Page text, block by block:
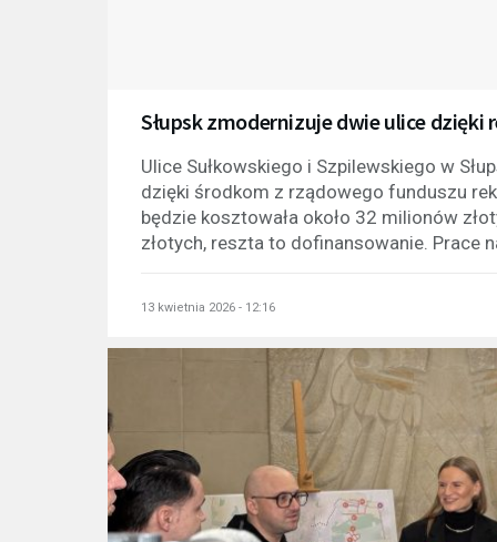
Słupsk zmodernizuje dwie ulice
Ulice Sułkowskiego i Szpilewskiego w
dzięki środkom z rządowego funduszu
będzie kosztowała około 32 milionów
złotych, reszta to dofinansowanie. Prace
13 kwietnia 2026 - 12:16